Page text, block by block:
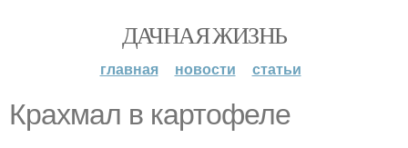
ДАЧНАЯ ЖИЗНЬ
главная новости статьи
Крахмал в картофеле